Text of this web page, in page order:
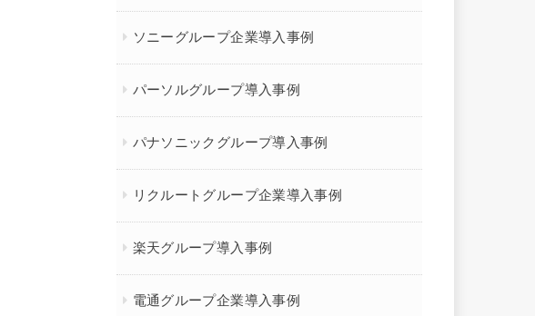
ソニーグループ企業導入事例
パーソルグループ導入事例
パナソニックグループ導入事例
リクルートグループ企業導入事例
楽天グループ導入事例
電通グループ企業導入事例